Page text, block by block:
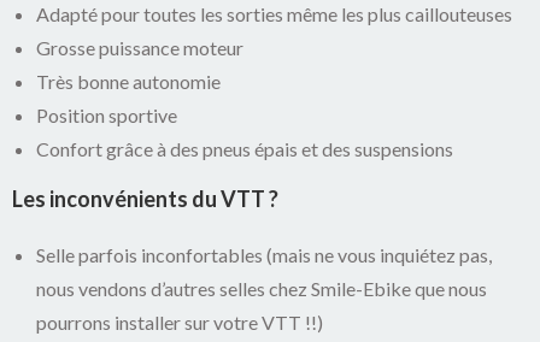
Adapté pour toutes les sorties même les plus caillouteuses
Grosse puissance moteur
Très bonne autonomie
Position sportive
Confort grâce à des pneus épais et des suspensions
Les inconvénients du VTT ?
Selle parfois inconfortables (mais ne vous inquiétez pas,
nous vendons d’autres selles chez Smile-Ebike que nous
pourrons installer sur votre VTT !!)